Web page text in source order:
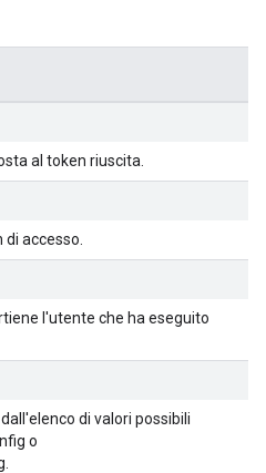
al token riuscita.
accesso.
l'utente che ha eseguito
di valori possibili
o